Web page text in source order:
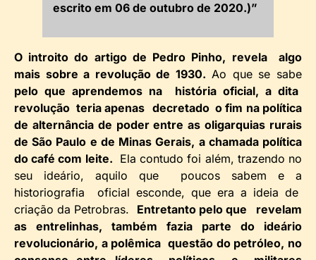
escrito em 06 de outubro de 2020.)”
O introito do artigo de Pedro Pinho, revela algo
mais sobre a revolução de 1930. Ao que se sabe
pelo que aprendemos na história oficial, a dita
revolução teria apenas decretado o fim na política
de alternância de poder entre as oligarquias rurais
de São Paulo e de Minas Gerais, a chamada política
do café com leite. Ela contudo foi além, trazendo no
seu ideário, aquilo que poucos sabem e a
historiografia oficial esconde, que era a ideia de
criação da Petrobras. Entretanto pelo que revelam
as entrelinhas, também fazia parte do ideário
revolucionário, a polêmica questão do petróleo, no